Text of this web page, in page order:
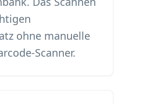
ohne manuelle
Scanner.